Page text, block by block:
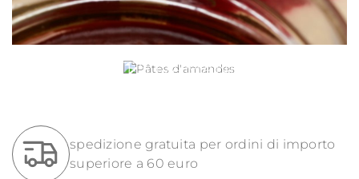
PÂTES D'AMANDES
spedizione gratuita per ordini di importo
superiore a 60 euro